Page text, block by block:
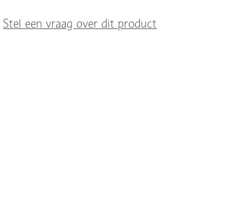
Stel een vraag over dit product